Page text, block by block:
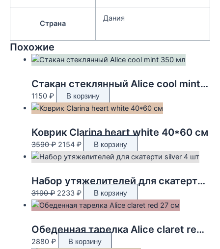
Страна
Дания
Похожие
Стакан стеклянный Alice cool mint 350 мл
1150 ₽ В корзину
Коврик Clarina heart white 40*60 см
3590₽ Первоначальная
цена
3590 ₽.
2154 ₽Текущая
цена:
В корзину
Набор утяжелителей для скатерти silver 4 шт
3190₽ Первоначальная
цена
3190 ₽.
2233 ₽Текущая
цена:
В корзину
Обеденная тарелка Alice claret red 27 см
2880 ₽ В корзину